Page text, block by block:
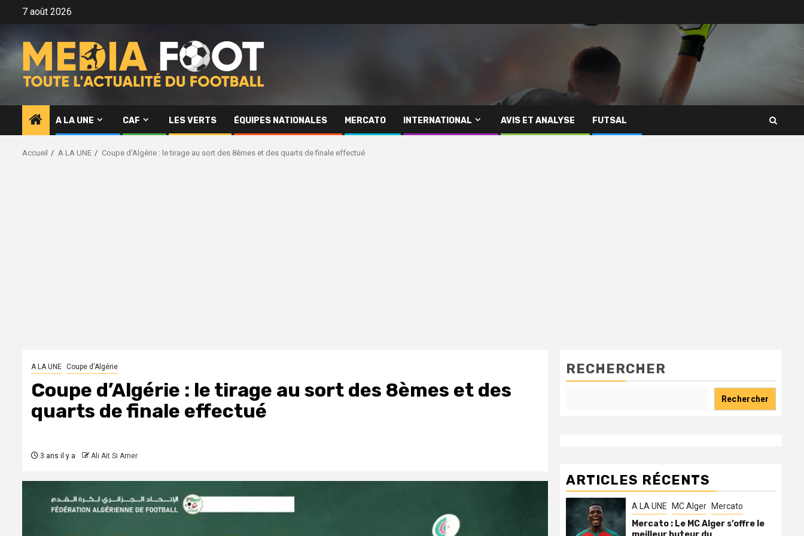
7 août 2026
A LA UNE CAF LES VERTS ÉQUIPES NATIONALES MERCATO INTERNATIONAL AVIS ET ANALYSE FUTSAL
Accueil A LA UNE Coupe d’Algérie : le tirage au sort des 8èmes et des quarts de finale effectué
A LA UNE Coupe d'Algérie
Coupe d’Algérie : le tirage au sort des 8èmes et des
quarts de finale effectué
3 ans il y a Ali Ait Si Amer
RECHERCHER
Rechercher
ARTICLES RÉCENTS
A LA UNE MC Alger Mercato
Mercato : Le MC Alger s’offre le